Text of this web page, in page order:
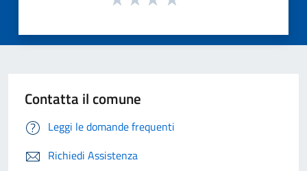
Contatta il comune
Leggi le domande frequenti
Richiedi Assistenza